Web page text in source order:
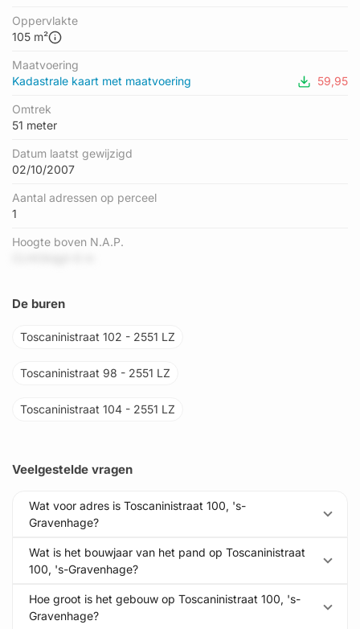
Oppervlakte
105 m²
Maatvoering
Kadastrale kaart met maatvoering
59,95
Omtrek
51 meter
Datum laatst gewijzigd
02/10/2007
Aantal adressen op perceel
1
Hoogte boven N.A.P.
De buren
Toscaninistraat 102 - 2551 LZ
Toscaninistraat 98 - 2551 LZ
Toscaninistraat 104 - 2551 LZ
Veelgestelde vragen
Wat voor adres is Toscaninistraat 100, 's-
Gravenhage?
Wat is het bouwjaar van het pand op Toscaninistraat
100, 's-Gravenhage?
Hoe groot is het gebouw op Toscaninistraat 100, 's-
Gravenhage?